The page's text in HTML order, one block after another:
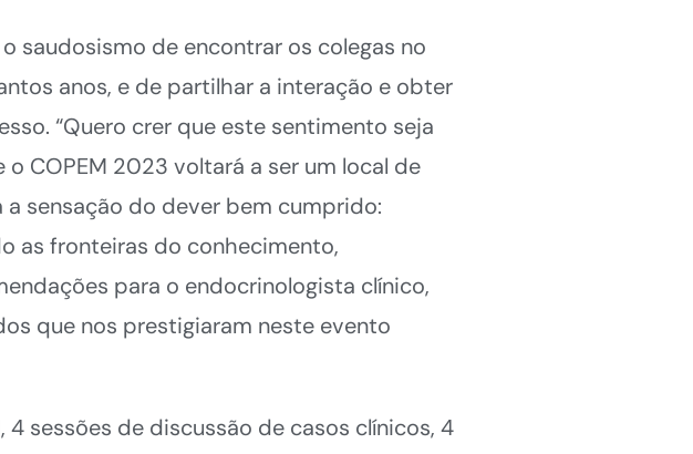
saudosismo de encontrar os colegas no
anos, e de partilhar a interação e obter
“Quero crer que este sentimento seja
COPEM 2023 voltará a ser um local de
sensação do dever bem cumprido:
as fronteiras do conhecimento,
para o endocrinologista clínico,
que nos prestigiaram neste evento
sessões de discussão de casos clínicos, 4